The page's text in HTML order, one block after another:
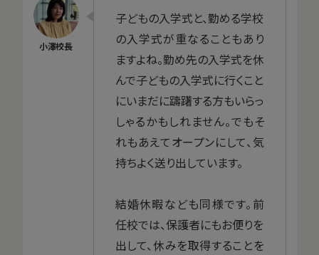
子どもの入学式と、勤める学校
の入学式が重なることもあり
ますよね。勤め先の入学式を休
んで子どもの入学式に行くこと
にいまだに躊躇する方もいらっ
しゃるかもしれません。でもそ
れもあえてオープンにして、気
持ちよく送り出しています。
結婚休暇なども同様です。前
任校では、保護者にもお便りを
出して、休みを取得することを